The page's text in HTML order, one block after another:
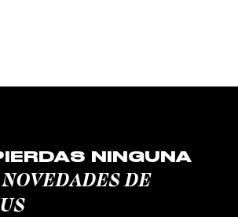
NINGUNA
NOVEDADES DE